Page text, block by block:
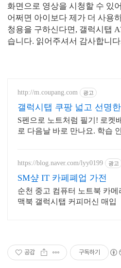
화면으로 영상을 시청할 수 있
어쩌면 아이보다 제가 더 사용
청용을 구하신다면, 갤럭시탭
습니다. 읽어주셔서 감사합니
http://m.coupang.com 광고
갤럭시탭 쿠팡 넓고 선명
S펜으로 노트처럼 필기! 로켓
로 다음날 바로 만나요. 학습
https://blog.naver.com/lyy0199 광고
SM샾 IT 카페폐업 가전
순천 중고 컴퓨터 노트북 카
맥북 갤럭시탭 커피머신 매입
공감 구독하기